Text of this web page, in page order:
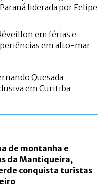
liderada por Felipe
em férias e
em alto-mar
Quesada
em Curitiba
de montanha e
da Mantiqueira,
conquista turistas